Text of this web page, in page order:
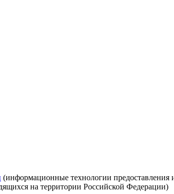
(информационные технологии предоставления
на территории Российской Федерации)